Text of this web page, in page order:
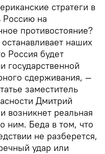
стратеги в
Россию на
противостояние?
наших
Россия будет
государственной
сдерживания, —
заместитель
Дмитрий
возникнет реальная
ним. Беда в том, что
не разберется,
удар или